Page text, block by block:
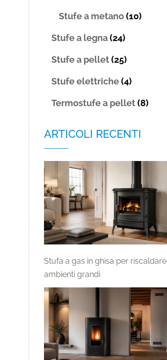
Stufe a metano (10)
Stufe a legna (24)
Stufe a pellet (25)
Stufe elettriche (4)
Termostufe a pellet (8)
ARTICOLI RECENTI
Stufa a gas in ghisa per riscaldare
ambienti grandi